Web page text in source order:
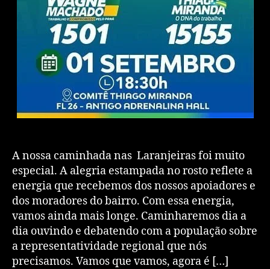
A nossa caminhada nas Laranjeiras foi muito
especial. A alegria estampada no rosto reflete a
energia que recebemos dos nossos apoiadores e
dos moradores do bairro. Com essa energia,
vamos ainda mais longe. Caminharemos dia a
dia ouvindo e debatendo com a população sobre
a representatividade regional que nós
precisamos. Vamos que vamos, agora é […]